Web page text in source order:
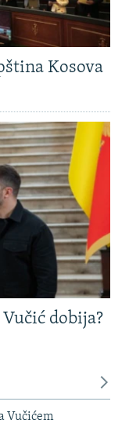
Kosova
dobija?
Vučićem